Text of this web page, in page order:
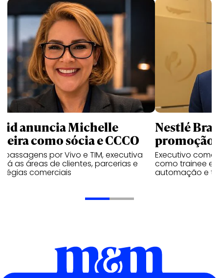
anuncia Michelle
como sócia e CCCO
passagens por Vivo e TIM, executiva
as áreas de clientes, parcerias e
comerciais
Nestlé
promoção
Executivo
como trainee e
automação e